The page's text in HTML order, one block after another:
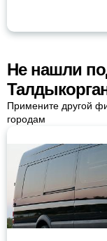
Не нашли
Примените другой
городам